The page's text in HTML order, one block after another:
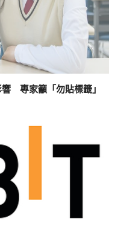
專家籲「勿貼標籤」